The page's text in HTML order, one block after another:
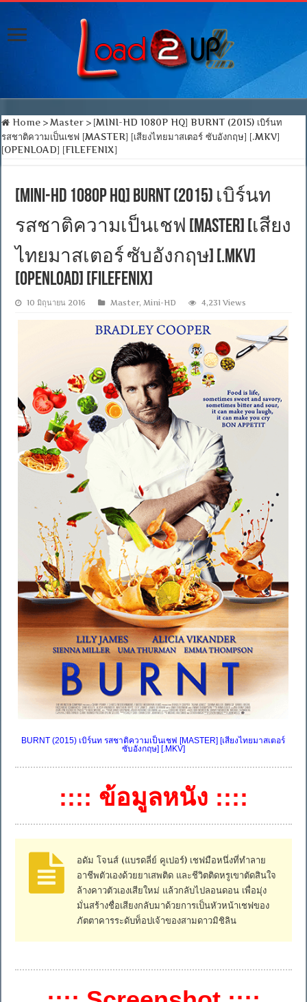
Home > Master > [MINI-HD 1080P HQ] BURNT (2015) เบิร์นท
รสชาติความเป็นเชฟ [MASTER] [เสียงไทยมาสเตอร์ ซับอังกฤษ] [.MKV]
[OPENLOAD] [FILEFENIX]
[MINI-HD 1080P HQ] BURNT (2015) เบิร์นท
รสชาติความเป็นเชฟ [MASTER] [เสียง
ไทยมาสเตอร์ ซับอังกฤษ] [.MKV]
[OPENLOAD] [FILEFENIX]
10 มิถุนายน 2016 Master,Mini-HD 4,231 Views
BURNT (2015) เบิร์นท รสชาติความเป็นเชฟ [MASTER] [เสียงไทยมาสเตอร์
ซับอังกฤษ] [.MKV]
:::: ข้อมูลหนัง ::::
อดัม โจนส์ (แบรดลี่ย์ คูเปอร์) เชฟมือหนึ่งที่ทำลาย
อาชีพตัวเองด้วยยาเสพติด และชีวิตติดหรูเขาตัดสินใจ
ล้างคาวตัวเองเสียใหม่ แล้วกลับไปลอนดอน เพื่อมุ่ง
มั่นสร้างชื่อเสียงกลับมาด้วยการเป็นหัวหน้าเชฟของ
ภัตตาคารระดับท็อปเจ้าของสามดาวมิชิลิน